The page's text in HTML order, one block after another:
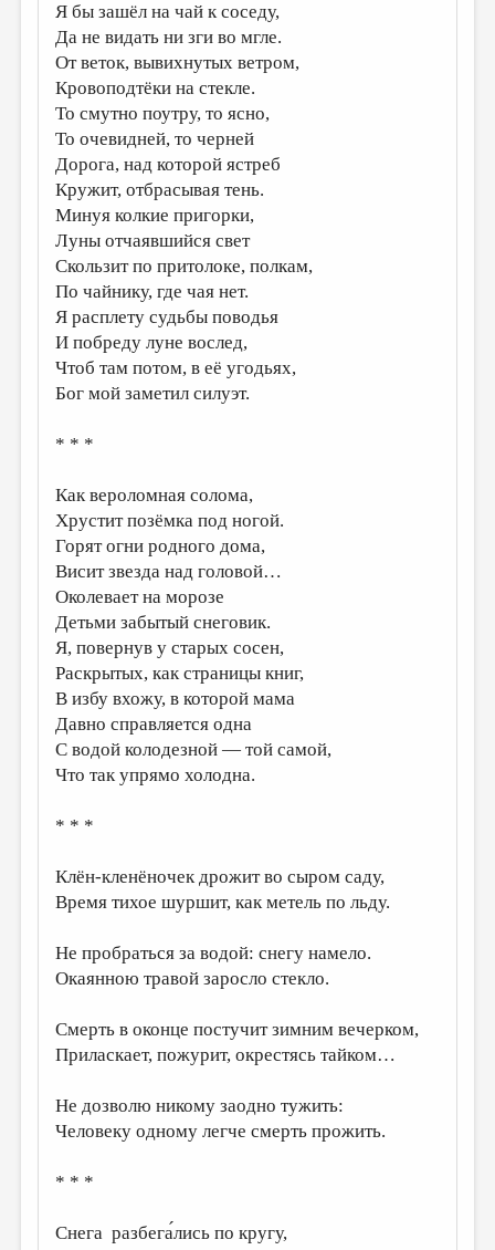
ОБЗОР ЛИТЕРАТУРЫ
СТРАНИЦЫ ПАМЯТИ
ОБЪЯВЛЕНИЯ
РЕДКОЛЛЕГИЯ
ОТ РЕДАКЦИИ
МАЛАЯ ПРОЗА
ЭССЕИСТИКА
ЛИТЕРАТУРОВЕДЕНИЕ
КУЛЬТУРОВЕДЕНИЕ
ЦИКЛЫ ПУБЛИКАЦИЙ
ТРЕДИАКОВСКИЙ
МЕДИА
ВКОНТАКТЕ
Я бы зашёл на чай к соседу,
Да не видать ни зги во мгле.
От веток, вывихнутых ветром,
Кровоподтёки на стекле.
То смутно поутру, то ясно,
То очевидней, то черней
Дорога, над которой ястреб
Кружит, отбрасывая тень.
Минуя колкие пригорки,
Луны отчаявшийся свет
Скользит по притолоке, полкам,
По чайнику, где чая нет.
Я расплету судьбы поводья
И побреду луне вослед,
Чтоб там потом, в её угодьях,
Бог мой заметил силуэт.
* * *
Как вероломная солома,
Хрустит позёмка под ногой.
Горят огни родного дома,
Висит звезда над головой…
Околевает на морозе
Детьми забытый снеговик.
Я, повернув у старых сосен,
Раскрытых, как страницы книг,
В избу вхожу, в которой мама
Давно справляется одна
С водой колодезной — той самой,
Что так упрямо холодна.
* * *
Клён-кленёночек дрожит во сыром саду,
Время тихое шуршит, как метель по льду.
Не пробраться за водой: снегу намело.
Окаянною травой заросло стекло.
Смерть в оконце постучит зимним вечерком,
Приласкает, пожурит, окрестясь тайком…
Не дозволю никому заодно тужить:
Человеку одному легче смерть прожить.
* * *
Снега разбега́лись по кругу,